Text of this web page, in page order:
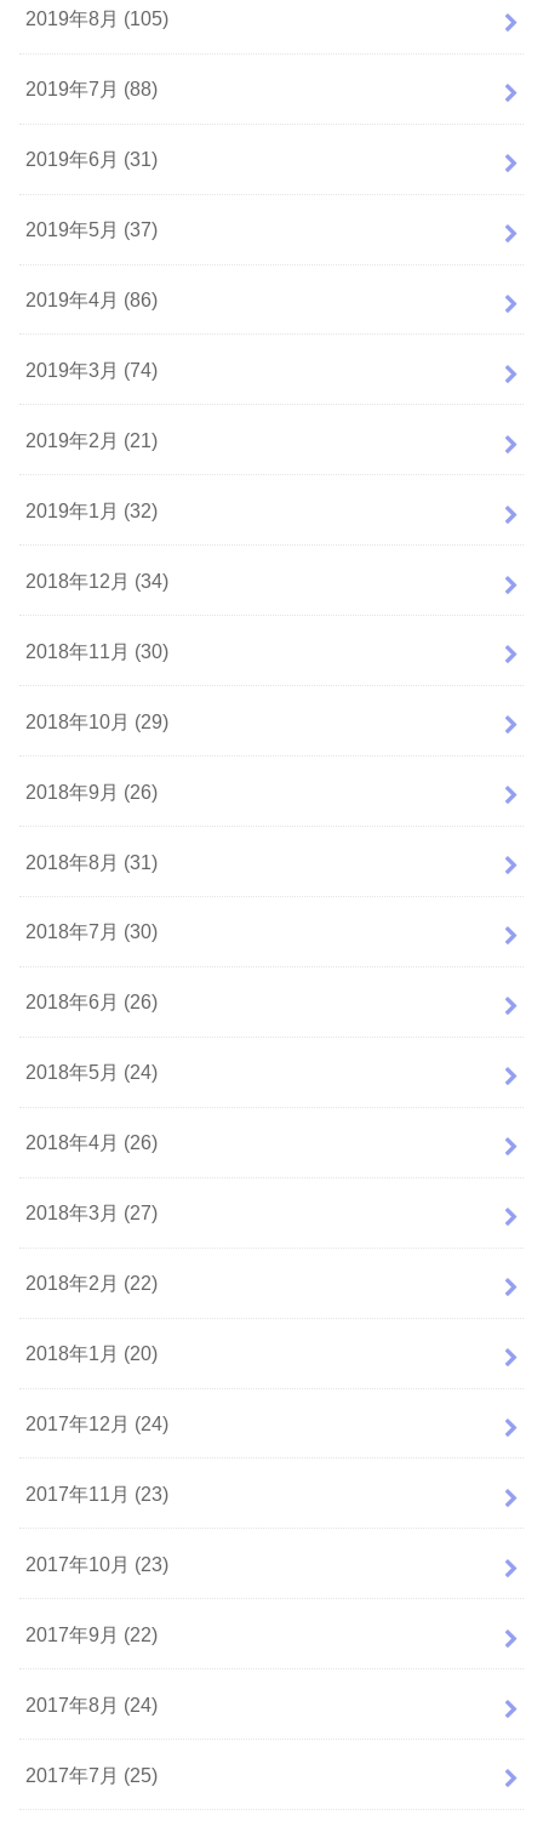
2019年8月 (105)
2019年7月 (88)
2019年6月 (31)
2019年5月 (37)
2019年4月 (86)
2019年3月 (74)
2019年2月 (21)
2019年1月 (32)
2018年12月 (34)
2018年11月 (30)
2018年10月 (29)
2018年9月 (26)
2018年8月 (31)
2018年7月 (30)
2018年6月 (26)
2018年5月 (24)
2018年4月 (26)
2018年3月 (27)
2018年2月 (22)
2018年1月 (20)
2017年12月 (24)
2017年11月 (23)
2017年10月 (23)
2017年9月 (22)
2017年8月 (24)
2017年7月 (25)